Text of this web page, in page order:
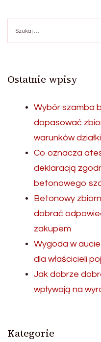
Ostatnie wpisy
Wybór szamba
dopasować
warunków
Co oznacza
deklaracją
betonowego
Betonowy
dobrać
zakupem
Wygoda w
dla właścicieli
Jak dobrze
wpływają na
Kategorie